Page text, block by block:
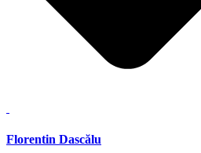
Florentin Dascălu